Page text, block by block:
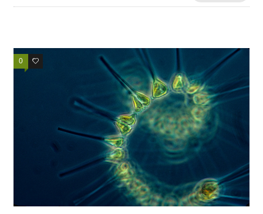
0 2